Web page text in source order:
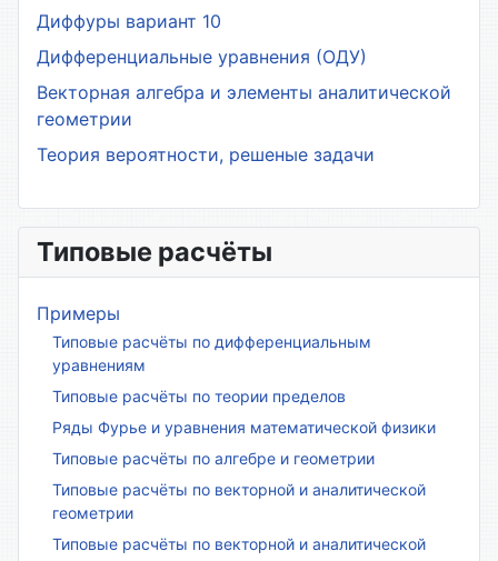
Диффуры вариант 10
Дифференциальные уравнения (ОДУ)
Векторная алгебра и элементы аналитической
геометрии
Теория вероятности, решеные задачи
Типовые расчёты
Примеры
Типовые расчёты по дифференциальным
уравнениям
Типовые расчёты по теории пределов
Ряды Фурье и уравнения математической физики
Типовые расчёты по алгебре и геометрии
Типовые расчёты по векторной и аналитической
геометрии
Типовые расчёты по векторной и аналитической